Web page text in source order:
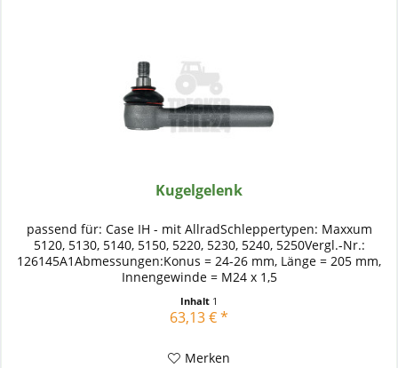
Kugelgelenk
passend für: Case IH - mit AllradSchleppertypen: Maxxum
5120, 5130, 5140, 5150, 5220, 5230, 5240, 5250Vergl.-Nr.:
126145A1Abmessungen:Konus = 24-26 mm, Länge = 205 mm,
Innengewinde = M24 x 1,5
Inhalt 1
63,13 € *
Merken